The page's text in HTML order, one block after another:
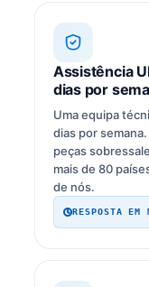
Assistência
dias por
Uma equipa
dias por
peças
mais de 80
de nós.
RESPOSTA EM